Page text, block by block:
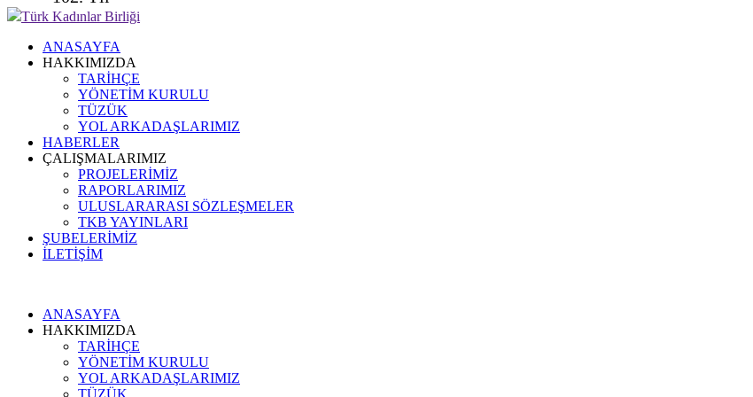
Türk Kadınlar Birliği
ANASAYFA
HAKKIMIZDA
TARİHÇE
YÖNETİM KURULU
TÜZÜK
YOL ARKADAŞLARIMIZ
HABERLER
ÇALIŞMALARIMIZ
PROJELERİMİZ
RAPORLARIMIZ
ULUSLARARASI SÖZLEŞMELER
TKB YAYINLARI
ŞUBELERİMİZ
İLETİŞİM
ANASAYFA
HAKKIMIZDA
TARİHÇE
YÖNETİM KURULU
YOL ARKADAŞLARIMIZ
TÜZÜK